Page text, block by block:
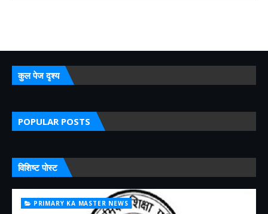
कुल पेज दृश्य
POPULAR POSTS
विशिष्ट पोस्ट
PRIMARY KA MASTER NEWS